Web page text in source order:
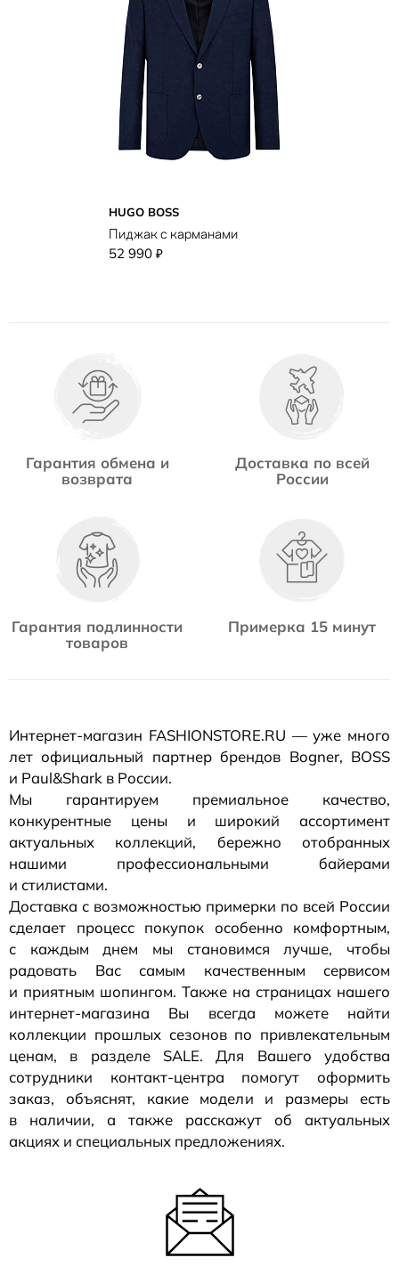
HUGO BOSS
Пиджак с карманами
52 990 ₽
Гарантия обмена и
возврата
Доставка по всей
России
Гарантия подлинности
товаров
Примерка 15 минут
Интернет-магазин FASHIONSTORE.RU — уже много
лет официальный партнер брендов Bogner, BOSS
и Paul&Shark в России.
Мы гарантируем премиальное качество,
конкурентные цены и широкий ассортимент
актуальных коллекций, бережно отобранных
нашими профессиональными байерами
и стилистами.
Доставка с возможностью примерки по всей России
сделает процесс покупок особенно комфортным,
с каждым днем мы становимся лучше, чтобы
радовать Вас самым качественным сервисом
и приятным шопингом. Также на страницах нашего
интернет-магазина Вы всегда можете найти
коллекции прошлых сезонов по привлекательным
ценам, в разделе SALE. Для Вашего удобства
сотрудники контакт-центра помогут оформить
заказ, объяснят, какие модели и размеры есть
в наличии, а также расскажут об актуальных
акциях и специальных предложениях.